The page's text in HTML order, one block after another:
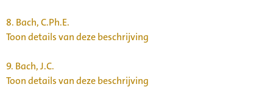
8. Bach, C.Ph.E.
Toon details van deze beschrijving
9. Bach, J.C.
Toon details van deze beschrijving